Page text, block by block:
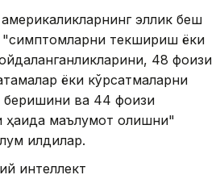
эллик беш
"симптомларни текшириш ёки
48 фоизи
ёки кўрсатмаларни
ва 44 фоизи
маълумот олишни"
қилдилар.
интеллект